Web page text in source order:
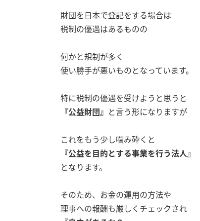
財団を日本で登記をする場合は
税制の優遇はあるものの
何かと規制が多く
使い勝手が悪いものとなっています。
特に税制の優遇を受けようと思うと
『公益財団』 と言う形になりますが
これをもう少し噛み砕くと
『公益を目的とする事業を行う法人』
となります。
そのため、お金の運用の方法や
理事への報酬も厳しくチェックされ